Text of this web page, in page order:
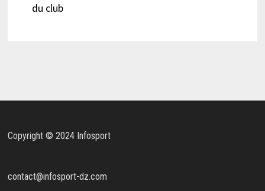
du club
Copyright © 2024 Infosport
contact@infosport-dz.com